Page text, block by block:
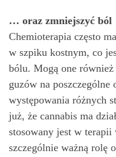
… oraz zmniejszyć ból
Chemioterapia często
w szpiku kostnym, co
bólu. Mogą one
guzów na
występowania różnych
już, że cannabis ma
stosowany jest w
szczególnie ważną rolę